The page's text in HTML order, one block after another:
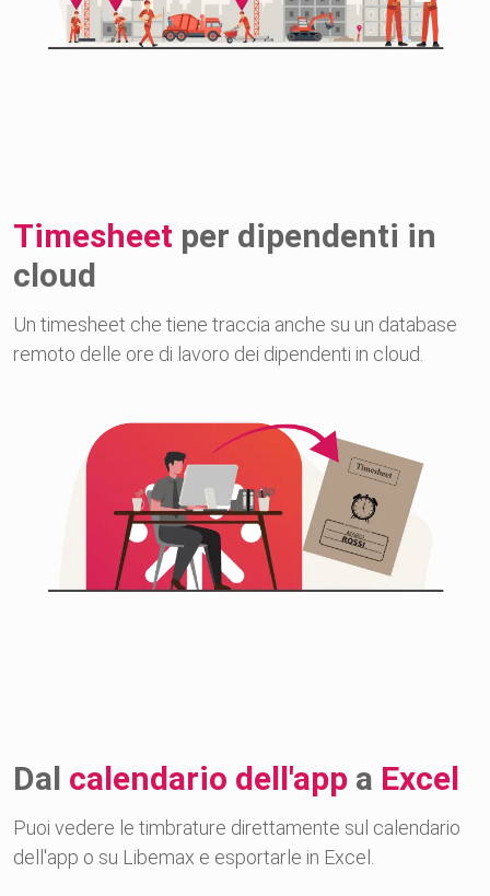
Timesheet per dipendenti in
cloud
Un timesheet che tiene traccia anche su un database
remoto delle ore di lavoro dei dipendenti in cloud.
Dal calendario dell'app a Excel
Puoi vedere le timbrature direttamente sul calendario
dell'app o su Libemax e esportarle in Excel.